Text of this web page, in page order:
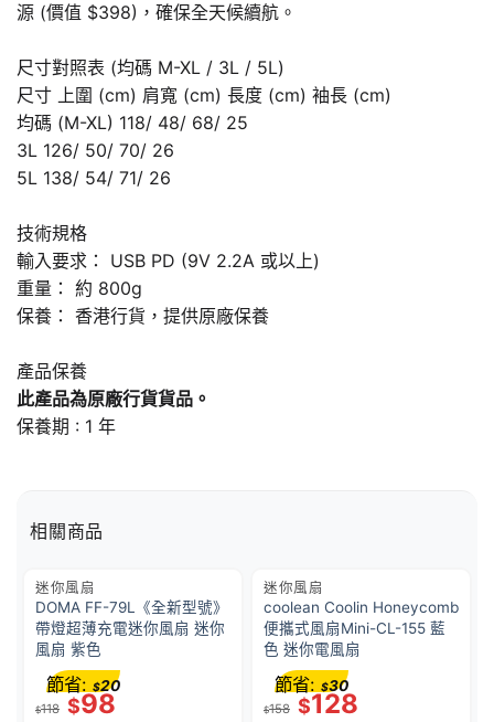
源 (價值 $398)，確保全天候續航。
尺寸對照表 (均碼 M-XL / 3L / 5L)
尺寸 上圍 (cm) 肩寬 (cm) 長度 (cm) 袖長 (cm)
均碼 (M-XL) 118/ 48/ 68/ 25
3L 126/ 50/ 70/ 26
5L 138/ 54/ 71/ 26
技術規格
輸入要求： USB PD (9V 2.2A 或以上)
重量： 約 800g
保養： 香港行貨，提供原廠保養
產品保養
此產品為原廠行貨貨品。
保養期 : 1 年
相關商品
迷你風扇
DOMA FF-79L《全新型號》
帶燈超薄充電迷你風扇 迷你
風扇 紫色
$118 $98
節省: $20
迷你風扇
coolean Coolin Honeycomb
便攜式風扇Mini-CL-155 藍
色 迷你電風扇
$158 $128
節省: $30